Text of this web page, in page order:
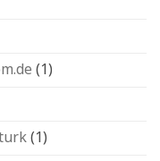
(1)
(1)